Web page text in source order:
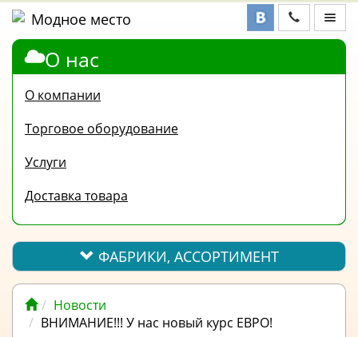
ФАБРИКИ,
ОТВЕТ
ПОЛЕЗНАЯ
ИНФОРМАЦИЯ
ВАКАНСИИ
ОПЛАТА
О нас
О компании
Торговое оборудование
Услуги
Доставка товара
ФАБРИКИ, АССОРТИМЕНТ
Новости
ВНИМАНИЕ!!! У нас новый курс ЕВРО!